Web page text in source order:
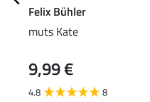
Felix Bühler
muts Kate
9,99 €
4.8 8